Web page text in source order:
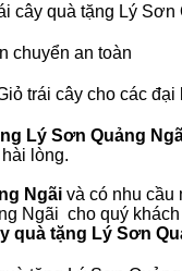
cây quà tặng Lý Sơn
chuyển an toàn
trái cây cho các đại
Lý Sơn Quảng
lòng.
Ngãi và có nhu cầu
Ngãi cho quý
quà tặng Lý Sơn